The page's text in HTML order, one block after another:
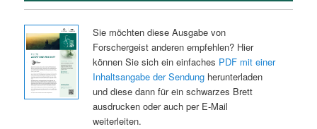
Sie möchten diese Ausgabe von
Forschergeist anderen empfehlen? Hier
können Sie sich ein einfaches PDF mit einer
Inhaltsangabe der Sendungherunterladen
und diese dann für ein schwarzes Brett
ausdrucken oder auch per E-Mail
weiterleiten.